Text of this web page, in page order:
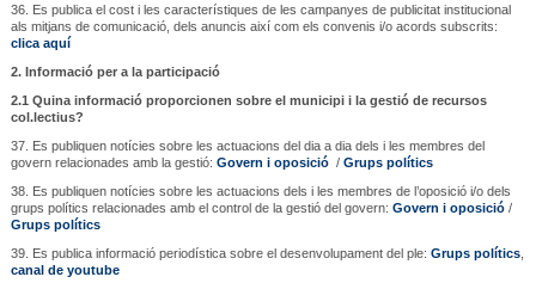
36. Es publica el cost i les característiques de les campanyes de publicitat institucional
als mitjans de comunicació, dels anuncis així com els convenis i/o acords subscrits:
clica aquí
2. Informació per a la participació
2.1 Quina informació proporcionen sobre el municipi i la gestió de recursos
col.lectius?
37. Es publiquen notícies sobre les actuacions del dia a dia dels i les membres del
govern relacionades amb la gestió: Govern i oposició/ Grups polítics
38. Es publiquen notícies sobre les actuacions dels i les membres de l’oposició i/o dels
grups polítics relacionades amb el control de la gestió del govern: Govern i oposició/
Grups polítics
39. Es publica informació periodística sobre el desenvolupament del ple: Grups polítics,
canal de youtube